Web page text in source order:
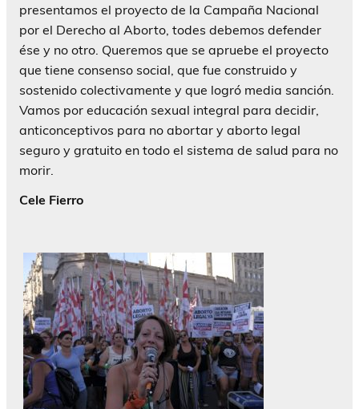
presentamos el proyecto de la Campaña Nacional
por el Derecho al Aborto, todes debemos defender
ése y no otro. Queremos que se apruebe el proyecto
que tiene consenso social, que fue construido y
sostenido colectivamente y que logró media sanción.
Vamos por educación sexual integral para decidir,
anticonceptivos para no abortar y aborto legal
seguro y gratuito en todo el sistema de salud para no
morir.
Cele Fierro